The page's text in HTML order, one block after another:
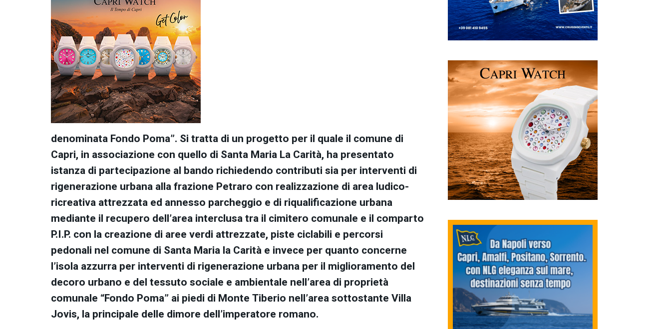
denominata Fondo Poma”. Si tratta di un progetto per il quale il comune di
Capri, in associazione con quello di Santa Maria La Carità, ha presentato
istanza di partecipazione al bando richiedendo contributi sia per interventi di
rigenerazione urbana alla frazione Petraro con realizzazione di area ludico-
ricreativa attrezzata ed annesso parcheggio e di riqualificazione urbana
mediante il recupero dell’area interclusa tra il cimitero comunale e il comparto
P.I.P. con la creazione di aree verdi attrezzate, piste ciclabili e percorsi
pedonali nel comune di Santa Maria la Carità e invece per quanto concerne
l’isola azzurra per interventi di rigenerazione urbana per il miglioramento del
decoro urbano e del tessuto sociale e ambientale nell’area di proprietà
comunale “Fondo Poma” ai piedi di Monte Tiberio nell’area sottostante Villa
Jovis, la principale delle dimore dell’imperatore romano.